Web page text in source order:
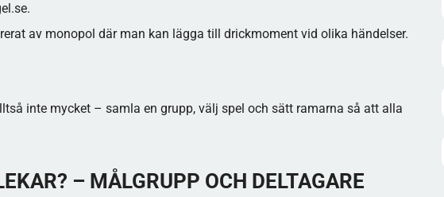
av monopol där man kan lägga till drickmoment vid olika händelser.
inte mycket – samla en grupp, välj spel och sätt ramarna så att alla
– MÅLGRUPP OCH DELTAGARE